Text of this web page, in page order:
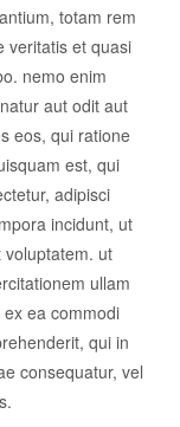
totam rem
veritatis et quasi
nemo enim
aut odit aut
eos, qui ratione
est, qui
adipisci
incidunt, ut
ut
ullam
ea commodi
qui in
consequatur, vel